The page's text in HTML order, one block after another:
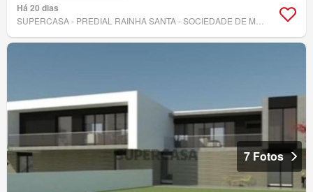
Há 20 dias
7 Fotos